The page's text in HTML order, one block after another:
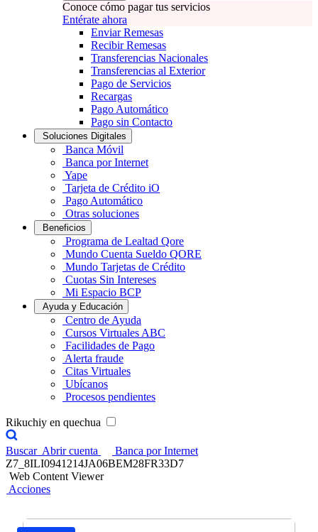
Conoce cómo pagar tus servicios
Entérate ahora
Enviar Remesas
Recibir Remesas
Transferencias Nacionales
Transferencias al Exterior
Pago de Servicios
Recargas
Pago Automático
Pago sin Contacto
Soluciones Digitales
Banca Móvil
Banca por Internet
Yape
Tarjeta de Crédito iO
Pago Automático
Otras soluciones
Beneficios
Programa de Lealtad Qore
Mundo Cuenta Sueldo QORE
Mundo Tarjetas de Crédito
Cuotas Sin Intereses
Mi Espacio BCP
Ayuda y Educación
Centro de Ayuda
Cursos Virtuales ABC
Facilidades de Pago
Alerta fraude
Citas Virtuales
Ubícanos
Procesos pendientes
Rikuchiy en quechua
Buscar Abrir cuenta
Banca por Internet
Z7_8ILI0941214JA06BEM28FR33D7
Web Content Viewer
Acciones